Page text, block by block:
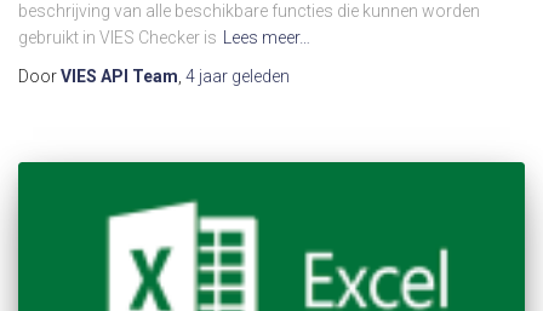
beschrijving van alle beschikbare functies die kunnen worden
gebruikt in VIES Checker is
Lees meer…
DoorVIES API Team 4 jaar geleden